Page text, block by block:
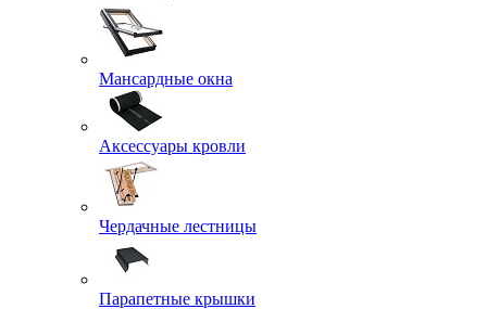
Мансардные окна
Аксессуары кровли
Чердачные лестницы
Парапетные крышки